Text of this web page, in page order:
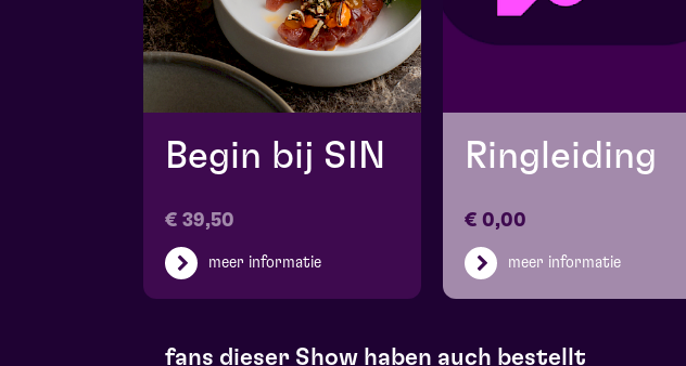
Begin bij SIN
€ 39,50
meer informatie
Ringleiding
€ 0,00
meer informatie
fans dieser Show haben auch bestellt